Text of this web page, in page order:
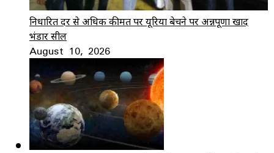
निर्धारित दर से अधिक कीमत पर यूरिया बेचने पर अन्नपूर्णा खाद
भंडार सील
August 10, 2026